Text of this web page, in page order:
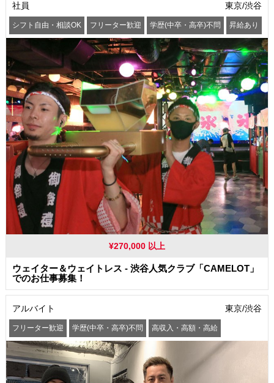
社員 東京/渋谷
シフト自由・相談OK フリーター歓迎 学歴(中卒・高卒)不問 昇給あり
髪型・髪色自由 服装自由 交通費支給 社員登用あり
¥270,000 以上
ウェイター＆ウェイトレス - 渋谷人気クラブ「CAMELOT」
でのお仕事募集！
アルバイト 東京/渋谷
フリーター歓迎 学歴(中卒・高卒)不問 高収入・高額・高給
髪型・髪色自由 服装自由 駅から徒歩5分以内